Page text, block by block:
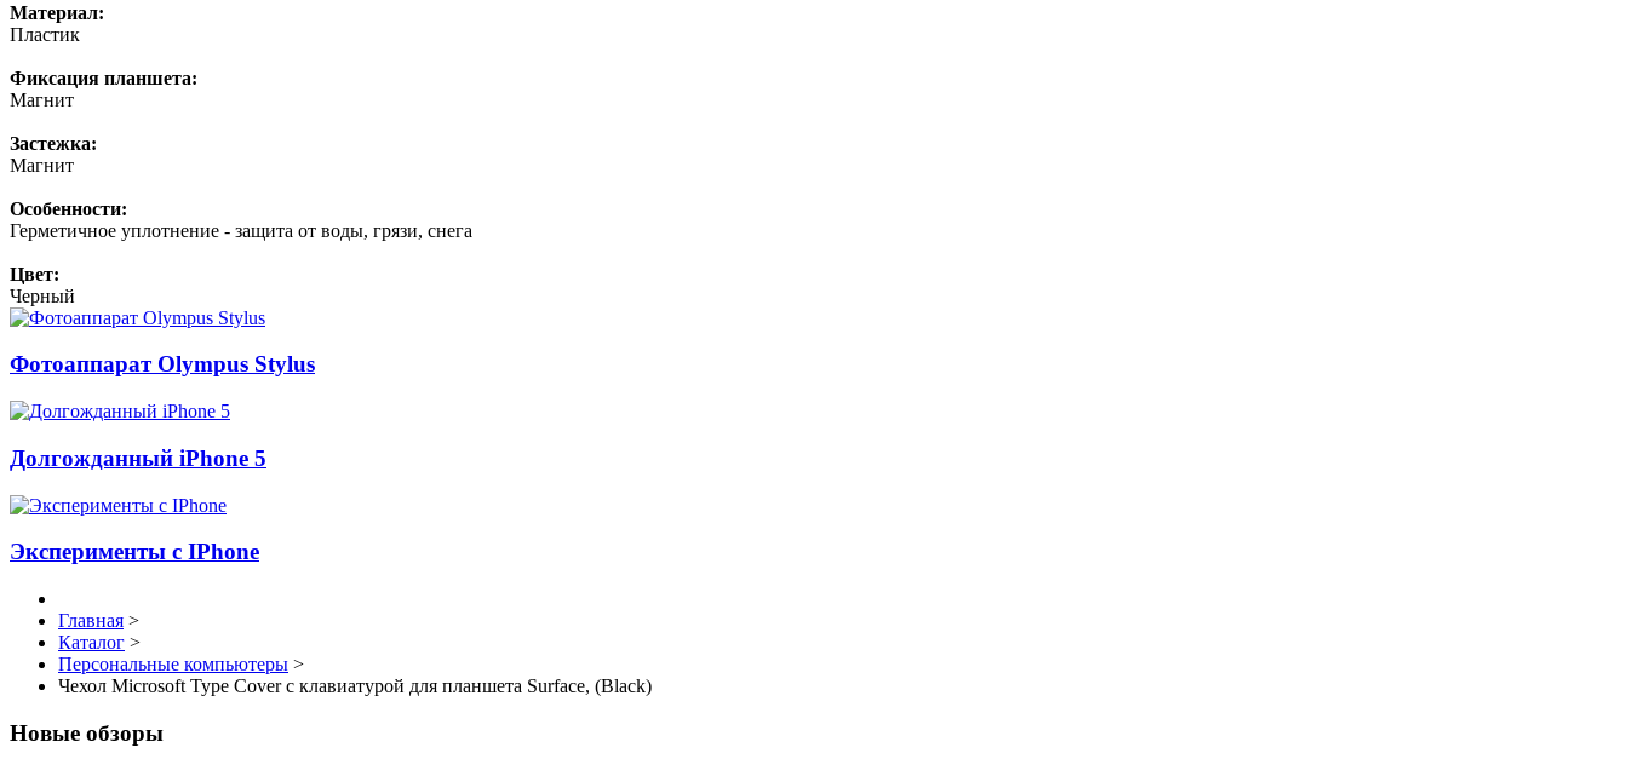
Материал:
Пластик
Фиксация планшета:
Магнит
Застежка:
Магнит
Особенности:
Герметичное уплотнение - защита от воды, грязи, снега
Цвет:
Черный
Фотоаппарат Olympus Stylus
Долгожданный iPhone 5
Эксперименты с IPhone
Главная >
Каталог >
Персональные компьютеры >
Чехол Microsoft Type Cover c клавиатурой для планшета Surface, (Black)
Новые обзоры